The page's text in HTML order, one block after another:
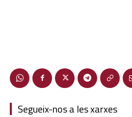
Segueix-nos a les xarxes